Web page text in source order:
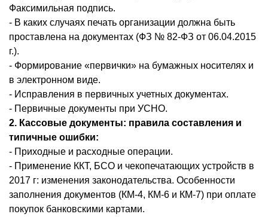
Факсимильная подпись.
- В каких случаях печать организации должна быть
проставлена на документах (ФЗ № 82-ФЗ от 06.04.2015
г.).
- Формирование «первички» на бумажных носителях и
в электронном виде.
- Исправления в первичных учетных документах.
- Первичные документы при УСНО.
2. Кассовые документы: правила составления и
типичные ошибки:
- Приходные и расходные операции.
- Применение ККТ, БСО и чекопечатающих устройств в
2017 г: изменения законодательства. Особенности
заполнения документов (КМ-4, КМ-6 и КМ-7) при оплате
покупок банковскими картами.